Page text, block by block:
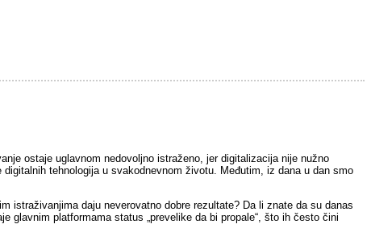
ostaje uglavnom nedovoljno istraženo, jer digitalizacija nije nužno
tehnologija u svakodnevnom životu. Međutim, iz dana u dan smo
istraživanjima daju neverovatno dobre rezultate? Da li znate da su danas
platformama status „prevelike da bi propale“, što ih često čini